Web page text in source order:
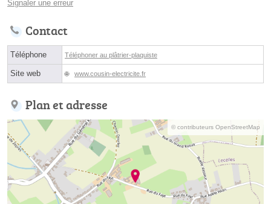
Signaler une erreur
Contact
Téléphone Téléphoner au plâtrier-plaquiste
Site web www.cousin-electricite.fr
Plan et adresse
© contributeurs OpenStreetMap